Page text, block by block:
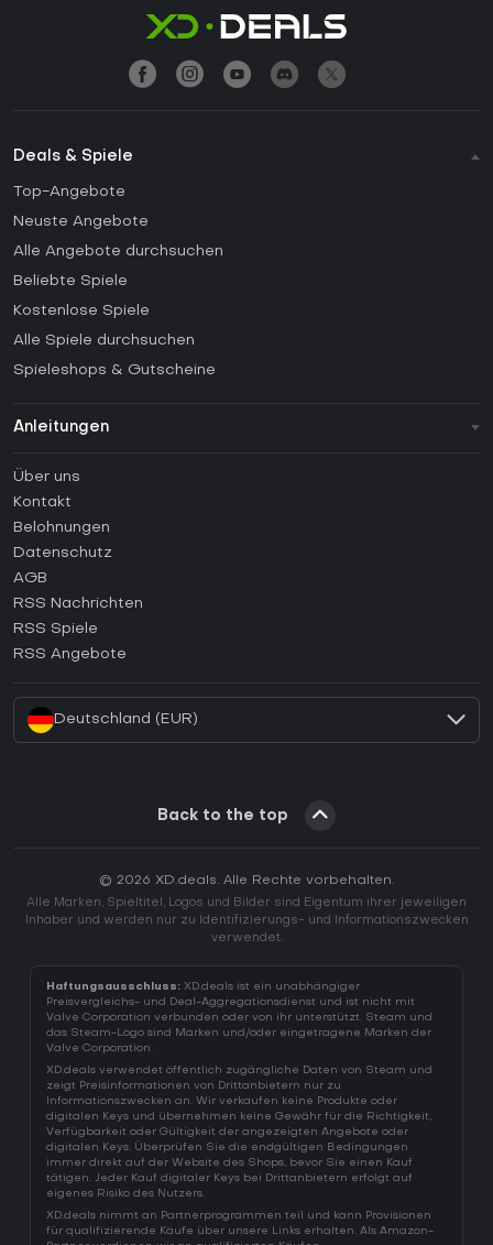
Deals & Spiele
Top-Angebote
Neuste Angebote
Alle Angebote durchsuchen
Beliebte Spiele
Kostenlose Spiele
Alle Spiele durchsuchen
Spieleshops & Gutscheine
Anleitungen
Anleitungen
Wie aktiviert man einen Steam CD Key?
Wie aktiviert man einen Epic Games CD Key?
Wie aktiviert man einen GOG CD Key?
Wie aktiviert man einen Ubisoft Connect CD Key?
Wie aktiviert man einen EA App CD Key?
Über uns
Kontakt
Belohnungen
Datenschutz
AGB
RSS Nachrichten
RSS Spiele
RSS Angebote
Deutschland (EUR)
Back to the top
© 2026 XD.deals. Alle Rechte vorbehalten.
Alle Marken, Spieltitel, Logos und Bilder sind Eigentum ihrer jeweiligen
Inhaber und werden nur zu Identifizierungs- und Informationszwecken
verwendet.
Haftungsausschluss: XD.deals ist ein unabhängiger
Preisvergleichs- und Deal-Aggregationsdienst und ist nicht mit
Valve Corporation verbunden oder von ihr unterstützt. Steam und
das Steam-Logo sind Marken und/oder eingetragene Marken der
Valve Corporation.
XD.deals verwendet öffentlich zugängliche Daten von Steam und
zeigt Preisinformationen von Drittanbietern nur zu
Informationszwecken an. Wir verkaufen keine Produkte oder
digitalen Keys und übernehmen keine Gewähr für die Richtigkeit,
Verfügbarkeit oder Gültigkeit der angezeigten Angebote oder
digitalen Keys. Überprüfen Sie die endgültigen Bedingungen
immer direkt auf der Website des Shops, bevor Sie einen Kauf
tätigen. Jeder Kauf digitaler Keys bei Drittanbietern erfolgt auf
eigenes Risiko des Nutzers.
XD.deals nimmt an Partnerprogrammen teil und kann Provisionen
für qualifizierende Käufe über unsere Links erhalten. Als Amazon-